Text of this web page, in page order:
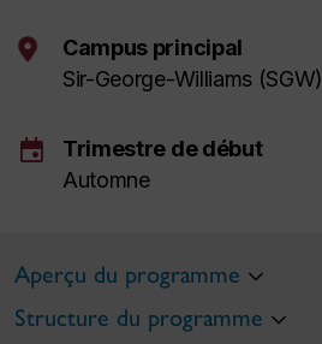
Campus principal
Sir-George-Williams (SGW)
event
Trimestre de début
Automne
Aperçu du programme
Structure du programme